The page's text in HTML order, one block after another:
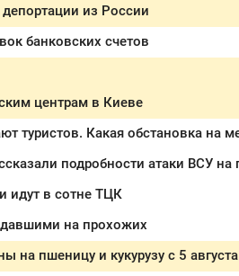
из России
банковских счетов
центрам в Киеве
идут в сотне ТЦК
на прохожих
на пшеницу и кукурузу с 5 августа